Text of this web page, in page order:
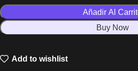
Añadir Al
Buy Now
Add to wishlist